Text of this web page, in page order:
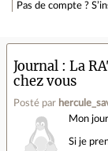
Pas de compte ?
Journal
La
chez vous
Posté par
Mon
Si je